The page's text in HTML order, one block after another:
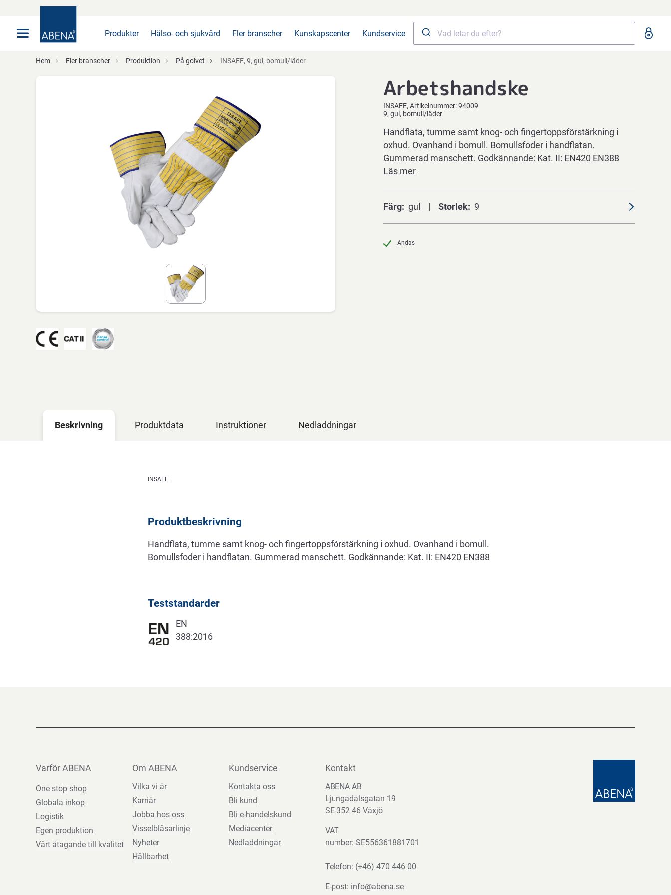
Produkter Hälso- och sjukvård Fler branscher Kunskapscenter Kundservice
Hem Fler branscher Produktion På golvet INSAFE, 9, gul, bomull/läder
Arbetshandske
INSAFE Artikelnummer:94009
9, gul, bomull/läder
Handflata, tumme samt knog- och fingertoppsförstärkning i
oxhud. Ovanhand i bomull. Bomullsfoder i handflatan.
Gummerad manschett. Godkännande: Kat. II: EN420 EN388
Läs mer
Färg gul Storlek 9
Andas
Beskrivning Produktdata Instruktioner Nedladdningar
Beskrivning
INSAFE
Produktbeskrivning
Handflata, tumme samt knog- och fingertoppsförstärkning i oxhud. Ovanhand i bomull.
Bomullsfoder i handflatan. Gummerad manschett. Godkännande: Kat. II: EN420 EN388
Teststandarder
EN
388:2016
Varför ABENA
One stop shop
Globala inkop
Logistik
Egen produktion
Vårt åtagande till kvalitet
Om ABENA
Vilka vi är
Karriär
Jobba hos oss
Visselblåsarlinje
Nyheter
Hållbarhet
Kundservice
Kontakta oss
Bli kund
Bli e-handelskund
Mediacenter
Nedladdningar
Kontakt
ABENA AB
Ljungadalsgatan 19
SE-352 46 Växjö
VAT
number: SE556361881701
Telefon: (+46) 470 446 00
E-post: info@abena.se